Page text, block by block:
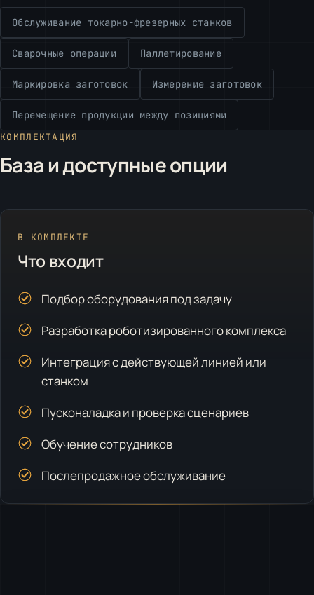
Обслуживание токарно-фрезерных станков
Сварочные операции Паллетирование
Маркировка заготовок Измерение заготовок
Перемещение продукции между позициями
КОМПЛЕКТАЦИЯ
База и доступные опции
В КОМПЛЕКТЕ
Что входит
Подбор оборудования под задачу
Разработка роботизированного комплекса
Интеграция с действующей линией или
станком
Пусконаладка и проверка сценариев
Обучение сотрудников
Послепродажное обслуживание